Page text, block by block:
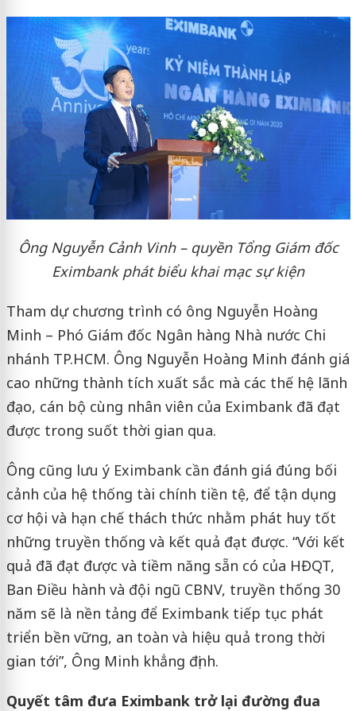
Ông Nguyễn Cảnh Vinh – quyền Tổng Giám đốc
Eximbank phát biểu khai mạc sự kiện
Tham dự chương trình có ông Nguyễn Hoàng
Minh – Phó Giám đốc Ngân hàng Nhà nước Chi
nhánh TP.HCM. Ông Nguyễn Hoàng Minh đánh giá
cao những thành tích xuất sắc mà các thế hệ lãnh
đạo, cán bộ cùng nhân viên của Eximbank đã đạt
được trong suốt thời gian qua.
Ông cũng lưu ý Eximbank cần đánh giá đúng bối
cảnh của hệ thống tài chính tiền tệ, để tận dụng
cơ hội và hạn chế thách thức nhằm phát huy tốt
những truyền thống và kết quả đạt được. “Với kết
quả đã đạt được và tiềm năng sẵn có của HĐQT,
Ban Điều hành và đội ngũ CBNV, truyền thống 30
năm sẽ là nền tảng để Eximbank tiếp tục phát
triển bền vững, an toàn và hiệu quả trong thời
gian tới”, Ông Minh khẳng định.
Quyết tâm đưa Eximbank trở lại đường đua